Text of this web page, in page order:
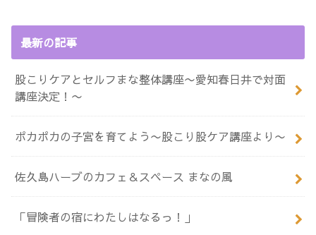
最新の記事
股こりケアとセルフまな整体講座〜愛知春日井で対面
講座決定！〜
ポカポカの子宮を育てよう〜股こり股ケア講座より〜
佐久島ハーブのカフェ＆スペース まなの風
「冒険者の宿にわたしはなるっ！」